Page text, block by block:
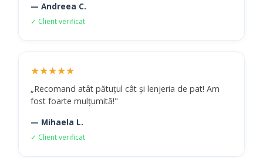
— Andreea C.
✓ Client verificat
★★★★★
„Recomand atât pătuțul cât și lenjeria de pat! Am
fost foarte mulțumită!"
— Mihaela L.
✓ Client verificat